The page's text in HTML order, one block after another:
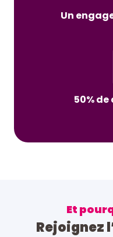
Un
50%
Et
Rejoignez